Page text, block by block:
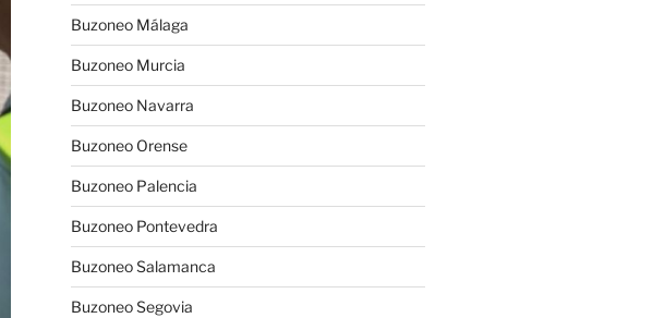
Buzoneo Málaga
Buzoneo Murcia
Buzoneo Navarra
Buzoneo Orense
Buzoneo Palencia
Buzoneo Pontevedra
Buzoneo Salamanca
Buzoneo Segovia